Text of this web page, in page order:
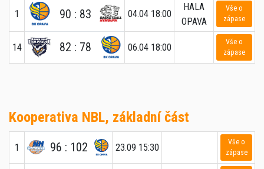
1 90 : 83 04.04 18:00
HALA
OPAVA
Vše o
zápase
14 82 : 78 06.04 18:00
Vše o
zápase
Kooperativa NBL, základní část
1 96 : 102 23.09 15:30
Vše o
zápase